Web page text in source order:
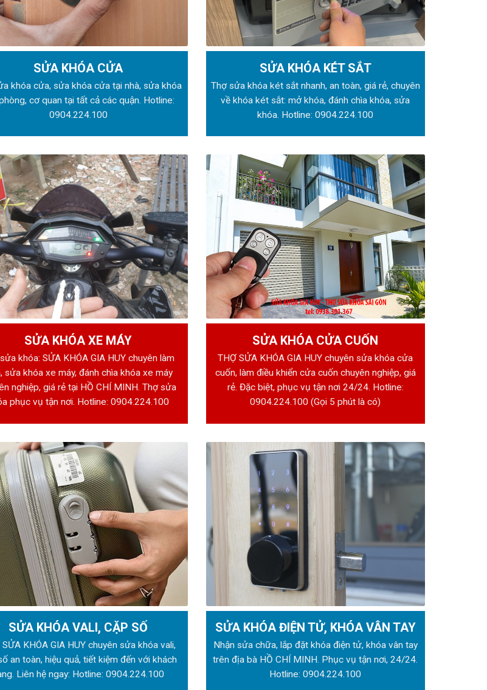
SỬA KHÓA CỬA
khóa cửa, sửa khóa cửa tại nhà, sửa khóa
cơ quan tại tất cả các quận. Hotline:
0904.224.100
SỬA KHÓA KÉT SẮT
Thợ sửa khóakét sắt nhanh, an toàn, giá rẻ, chuyên
về khóa két sắt: mở khóa, đánh chìa khóa, sửa
khóa. Hotline:0904.224.100
SỬA KHÓA XE MÁY
khóa: SỬA KHÓA GIA HUY chuyên làm
sửa khóa xe máy, đánh chìa khóa xe máy
nghiệp, giá rẻ tại HỒ CHÍ MINH. Thợ sửa
phục vụ tận nơi. Hotline:0904.224.100
SỬA KHÓA CỬA CUỐN
THỢ SỬA KHÓA GIA HUY chuyên sửa khóa cửa
cuốn, làm điều khiển cửa cuốn chuyên nghiệp, giá
rẻ. Đặc biệt, phục vụ tận nơi 24/24. Hotline:
0904.224.100 (Gọi 5 phút là có)
SỬA KHÓA VALI, CẶP SỐ
SỬA KHÓA GIA HUY chuyên sửa khóa vali,
an toàn, hiệu quả, tiết kiệm đến với khách
Liên hệ ngay: Hotline:0904.224.100
SỬA KHÓA ĐIỆN TỬ, KHÓA VÂN TAY
Nhận sửa chữa, lắp đặt khóa điện tử, khóa vân tay
trên địa bà HỒ CHÍ MINH. Phục vụ tận nơi, 24/24.
Hotline:0904.224.100